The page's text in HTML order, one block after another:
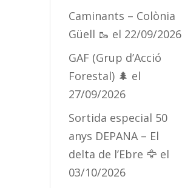
Caminants – Colònia
Güell 🥾 el 22/09/2026
GAF (Grup d’Acció
Forestal) 🌲 el
27/09/2026
Sortida especial 50
anys DEPANA – El
delta de l’Ebre 🦅 el
03/10/2026